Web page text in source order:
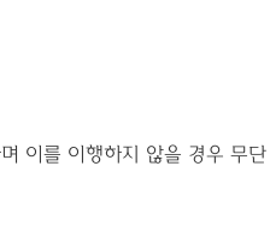
이를 이행하지 않을 경우 무단